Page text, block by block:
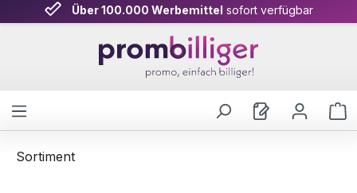
Zum Hauptinhalt springen
Über 100.000 Werbemittel sofort verfügbar
Sortiment